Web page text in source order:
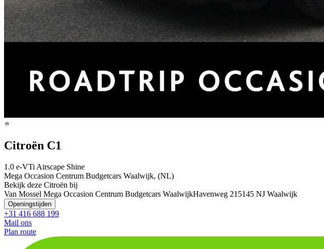
Citroën C1
1.0 e-VTi Airscape Shine
Mega Occasion Centrum Budgetcars Waalwijk, (NL)
Bekijk deze Citroën bij
Van Mossel Mega Occasion Centrum Budgetcars WaalwijkHavenweg 21 5145 NJ Waalwijk
Openingstijden
+31 416 688 199
Mail ons
Plan route